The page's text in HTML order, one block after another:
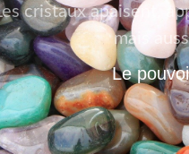
cristaux apaisent,
mais
Le